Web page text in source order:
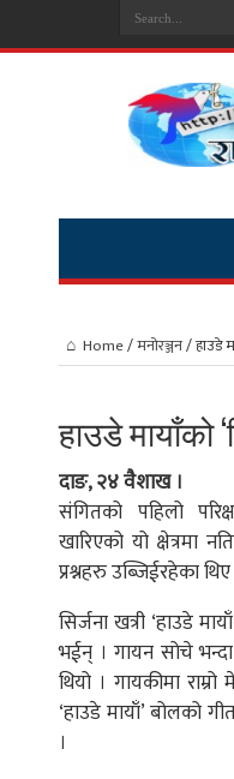
Home/मनोरञ्जन/हाउडे
हाउडे मायाँको
दाङ, २४ वैशाख ।
संगितको पहिलो
खारिएको यो क्षेत्रमा
प्रश्नहरु उब्जिईरहेका थिए
सिर्जना खत्री ‘हाउडे
भईन् । गायन सोचे भन्दा
थियो । गायकीमा
‘हाउडे मायाँ’ बोलको
।